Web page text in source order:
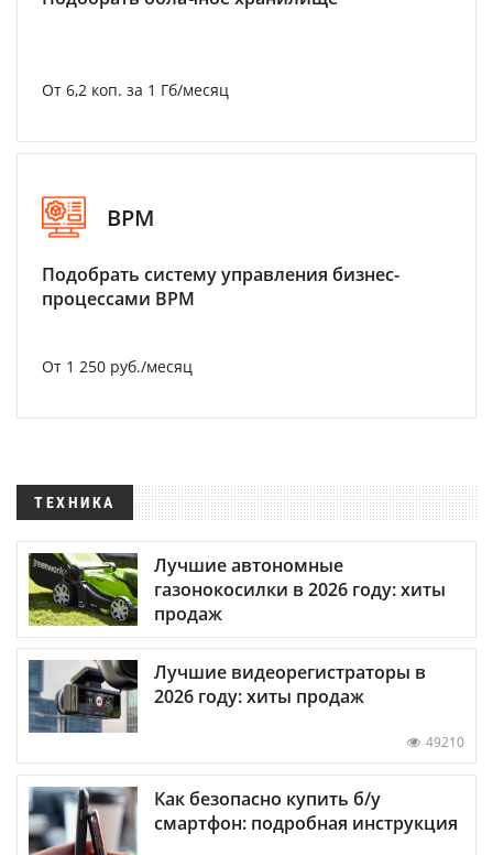
От 6,2 коп. за 1 Гб/месяц
BPM
Подобрать систему управления бизнес-
процессами BPM
От 1 250 руб./месяц
ТЕХНИКА
Лучшие автономные
газонокосилки в 2026 году: хиты
продаж
Лучшие видеорегистраторы в
2026 году: хиты продаж
49210
Как безопасно купить б/у
смартфон: подробная инструкция